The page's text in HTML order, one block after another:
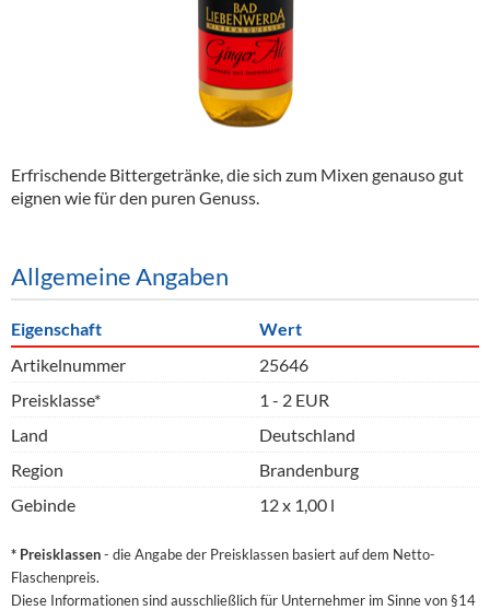
Hygieneartikel & Desinfektion
Erfrischende Bittergetränke, die sich zum Mixen genauso gut
eignen wie für den puren Genuss.
Allgemeine Angaben
Eigenschaft
Wert
Artikelnummer
25646
Preisklasse*
1 - 2 EUR
Land
Deutschland
Region
Brandenburg
Gebinde
12 x 1,00 l
* Preisklassen- die Angabe der Preisklassen basiert auf dem Netto-
Flaschenpreis.
Diese Informationen sind ausschließlich für Unternehmer im Sinne von §14